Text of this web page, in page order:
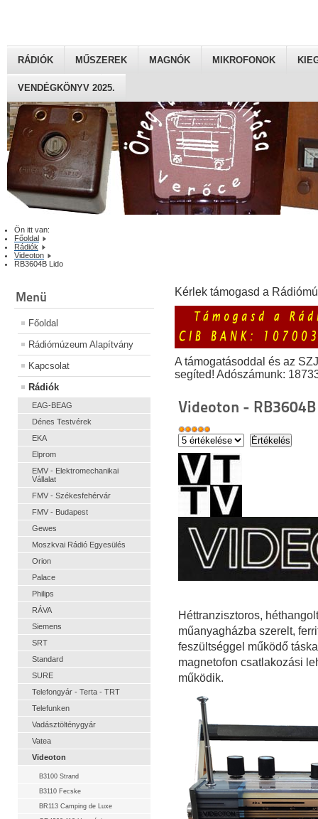
RÁDIÓK MŰSZEREK MAGNÓK MIKROFONOK
VENDÉGKÖNYV 2025.
Ön itt van:
Főoldal
Rádiók
Videoton
RB3604B Lido
Menü
Főoldal
Rádiómúzeum Alapítvány
Kapcsolat
Rádiók
EAG-BEAG
Dénes Testvérek
EKA
Elprom
EMV - Elektromechanikai
Vállalat
FMV - Székesfehérvár
FMV - Budapest
Gewes
Moszkvai Rádió Egyesülés
Orion
Palace
Philips
RÁVA
Siemens
SRT
Standard
SURE
Telefongyár - Terta - TRT
Telefunken
Vadásztölténygyár
Vatea
Videoton
B3100 Strand
B3110 Fecske
BR113 Camping de Luxe
Kérlek támogasd a
A támogatásoddal és az
segíted! Adószámunk:
Videoton -
Héttranzisztoros,
műanyagházba szerelt,
feszültséggel működő
magnetofon csatlakozási
működik.